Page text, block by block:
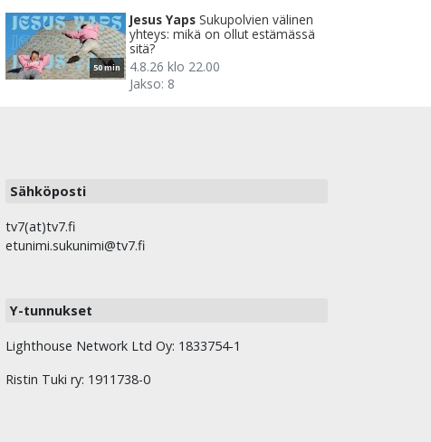
50 min
Jesus Yaps Sukupolvien välinen
yhteys: mikä on ollut estämässä
sitä?
4.8.26 klo 22.00
Jakso: 8
Sähköposti
tv7(at)tv7.fi
etunimi.sukunimi@tv7.fi
Y-tunnukset
Lighthouse Network Ltd Oy: 1833754-1
Ristin Tuki ry: 1911738-0